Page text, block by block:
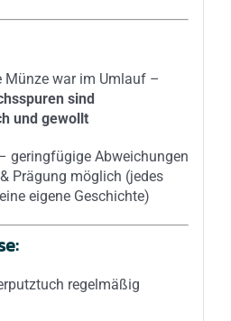
Münze war im Umlauf –
sind
und gewollt
geringfügige Abweichungen
Prägung möglich (jedes
eigene Geschichte)
regelmäßig